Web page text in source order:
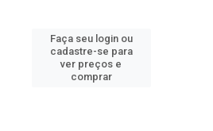
Faça seu login ou
cadastre-se para
ver preços e
comprar